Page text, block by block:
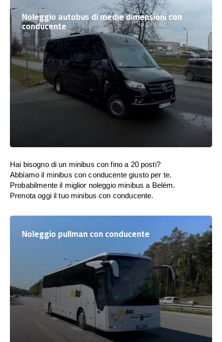
Noleggio autobus di medie dimensioni con
conducente
Hai bisogno di un minibus con fino a 20 posti?
Abbiamo il minibus con conducente giusto per te.
Probabilmente il miglior noleggio minibus a Belém.
Prenota oggi il tuo minibus con conducente.
Noleggio pullman con conducente